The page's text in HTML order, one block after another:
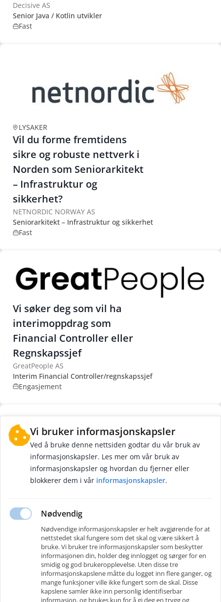
Decisive AS
Senior Java / Kotlin utvikler
Fast
LYSAKER
Vil du forme fremtidens
sikre og robuste nettverk i
Norden som Seniorarkitekt
– Infrastruktur og
sikkerhet?
NETNORDIC NORWAY AS
Seniorarkitekt – Infrastruktur og sikkerhet
Fast
Vi søker deg som vil ha
interimoppdrag som
Financial Controller eller
Regnskapssjef
GreatPeople AS
Interim Financial Controller/regnskapssjef
Engasjement
Vi søker dyktige økonomer
til interimoppdrag
Engasjement
GreatPeople AS
GreatPeople er eksperter på rekruttering av de fremste spesialistene og
mellomlederne. Vi kombinerer fag-ekspertise med innovative løsninger og
Vi bruker informasjonskapsler
Ved å bruke denne nettsiden godtar du vår bruk av
informasjonskapsler. Les mer om vår bruk av
informasjonskapsler og hvordan du fjerner eller
blokkerer dem i vår informasjonskapsler.
Nødvendig
Nødvendige informasjonskapsler er helt avgjørende for at
nettstedet skal fungere som det skal og være sikkert å
bruke. Vi bruker tre informasjonskapsler som beskytter
informasjonen din, holder deg innlogget og sørger for en
smidig og god brukeropplevelse. Uten disse tre
informasjonskapslene måtte du logget inn flere ganger, og
mange funksjoner ville ikke fungert som de skal. Disse
kapslene samler ikke inn personlig identifiserbar
informasjon, og brukes kun for å gi deg en trygg og